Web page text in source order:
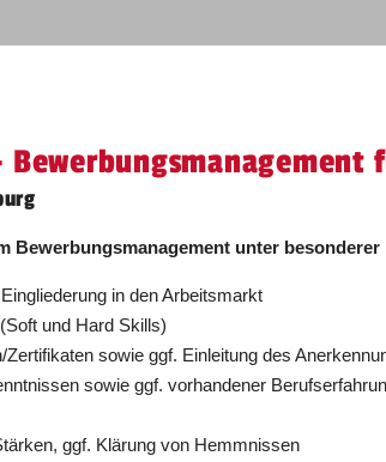
Bewerbungsmanagement unter
in den Arbeitsmarkt
und Hard Skills)
sowie ggf. Einleitung des
sowie ggf. vorhandener
ggf. Klärung von Hemmnissen